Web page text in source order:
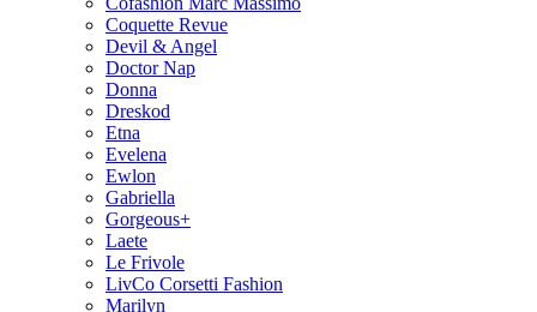
Coquette Revue
Devil & Angel
Doctor Nap
Donna
Dreskod
Etna
Evelena
Ewlon
Gabriella
Gorgeous+
Laete
Le Frivole
LivCo Corsetti Fashion
Marilyn